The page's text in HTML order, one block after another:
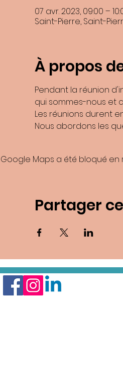
Les
Pour exercer ces droits ou pour
Si vous estimez, après nous avoir
07 avr. 2023, 09:00 –
Saint-Pierre, Saint-
À propos
Pendant la réunion
qui sommes-nous et
Les réunions durent
Nous abordons les
Google Maps a été bloqué
Partager